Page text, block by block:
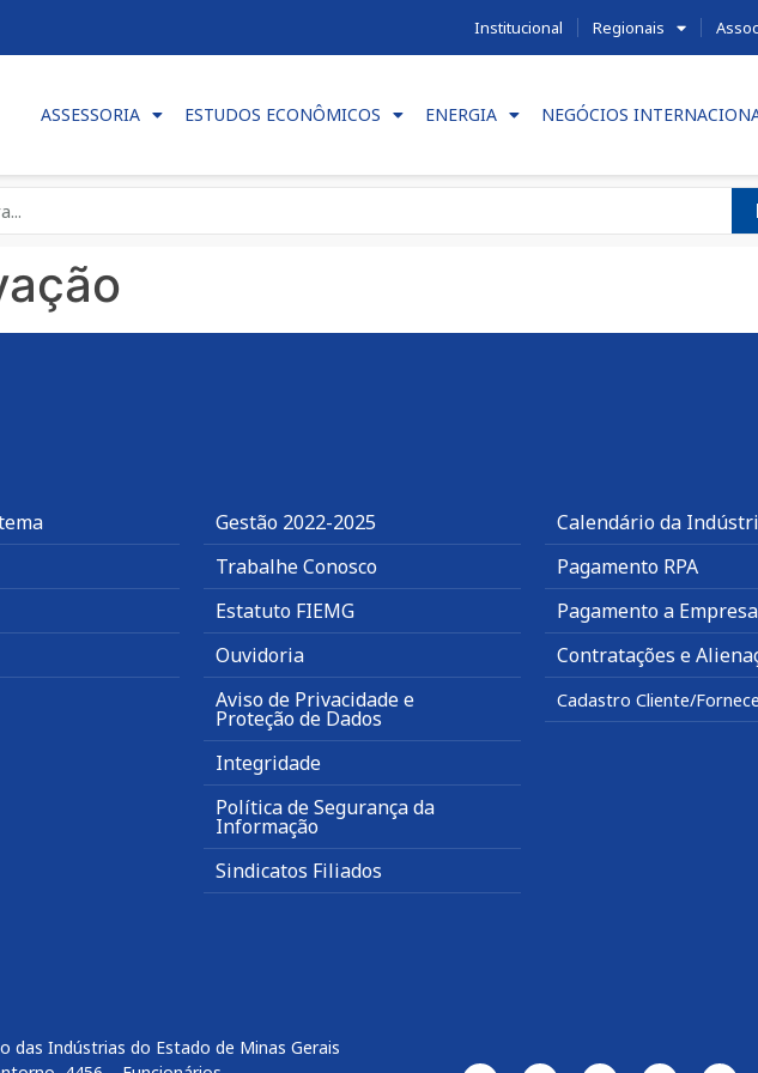
Institucional Regionais
ASSESSORIA ESTUDOS ECONÔMICOS ENERGIA NEGÓCIOS
Gestão 2022-2025
Trabalhe Conosco
Estatuto FIEMG
Ouvidoria
Aviso de Privacidade e
Proteção de Dados
Integridade
Política de Segurança da
Informação
Sindicatos Filiados
Calendário da
Pagamento RPA
Pagamento a
Contratações e
Cadastro Cliente/
das Indústrias do Estado de Minas Gerais